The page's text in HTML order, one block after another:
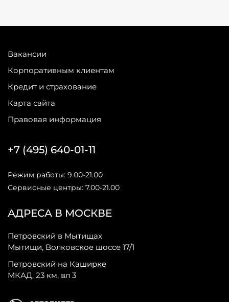
Вакансии
Корпоративным клиентам
Кредит и страхование
Карта сайта
Правовая информация
АДРЕСА В МОСКВЕ
Петровский в Мытищах
Мытищи, Волковское шоссе 17/1
Петровский на Каширке
МКАД, 23 км, вл 3
+7 (495) 640-01-11
Режим работы: 9.00-21.00
Сервисные центры: 7.00-21.00